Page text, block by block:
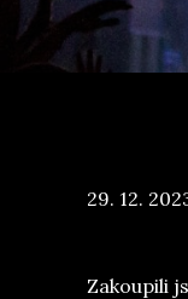
Posted
29. 12.
Zakoupili